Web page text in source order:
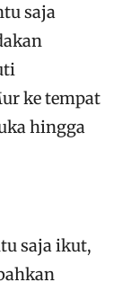
saja
ke tempat
hingga
saja ikut,